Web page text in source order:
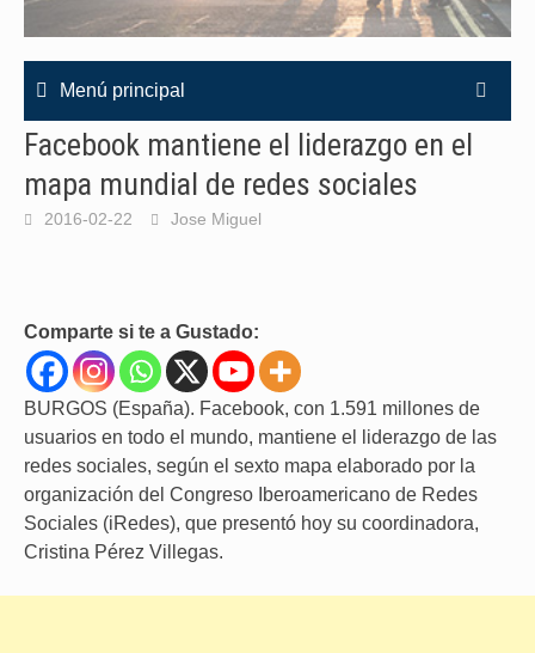
Menú principal
Facebook mantiene el liderazgo en el
mapa mundial de redes sociales
2016-02-22 Jose Miguel
Comparte si te a Gustado:
BURGOS (España). Facebook, con 1.591 millones de
usuarios en todo el mundo, mantiene el liderazgo de las
redes sociales, según el sexto mapa elaborado por la
organización del Congreso Iberoamericano de Redes
Sociales (iRedes), que presentó hoy su coordinadora,
Cristina Pérez Villegas.